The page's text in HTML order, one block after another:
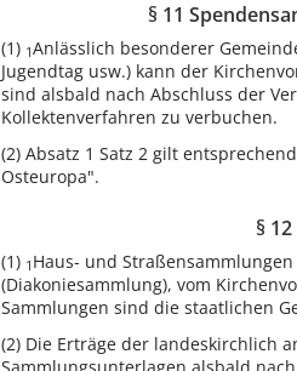
§ 11
(1) 1Anlässlich besonderer
Jugendtag usw.) kann der
sind alsbald nach Abschluss der
Kollektenverfahren zu verbuchen.
(2) Absatz 1 Satz 2 gilt
Osteuropa".
§
(1) 1 Haus- und
(Diakoniesammlung), vom
Sammlungen sind die staatlichen
(2) Die Erträge der landeskirchlich